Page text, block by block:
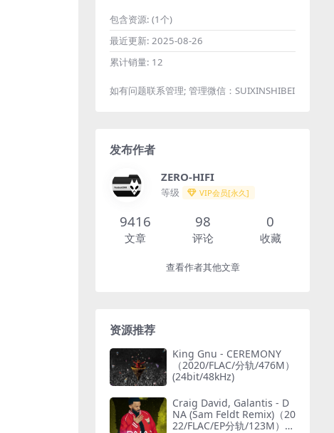
包含资源: (1个)
最近更新: 2025-08-26
累计销量: 12
如有问题联系管理; 管理微信：SUIXINSHIBEI
发布作者
ZERO-HIFI
等级 VIP会员[永久]
9416
文章
98
评论
0
收藏
查看作者其他文章
资源推荐
King Gnu - CEREMONY
（2020/FLAC/分轨/476M）
(24bit/48kHz)
Craig David, Galantis - D
NA (Sam Feldt Remix)（20
22/FLAC/EP分轨/123M）